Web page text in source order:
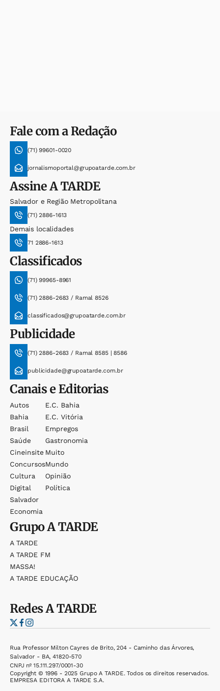
Fale com a Redação
(71) 99601-0020
jornalismoportal@grupoatarde.com.br
AssineA TARDE
Salvador e Região Metropolitana
(71) 2886-1613
Demais localidades
71 2886-1613
Classificados
(71) 99965-8961
(71) 2886-2683 / Ramal 8526
classificados@grupoatarde.com.br
Publicidade
(71) 2886-2683 / Ramal 8585 | 8586
publicidade@grupoatarde.com.br
Canais e Editorias
Autos
Bahia
Brasil
Saúde
Cineinsite
Concursos
Cultura
Digital
Salvador
Economia
E.c. Bahia
E.c. Vitória
Empregos
Gastronomia
Muito
Mundo
Opinião
Política
GrupoA TARDE
A TARDE
A TARDE FM
MASSA!
A TARDE EDUCAÇÃO
RedesA TARDE
Rua Professor Milton Cayres de Brito, 204 - Caminho das Árvores,
Salvador - BA, 41820-570
CNPJ nº 15.111.297/0001-30
Copyright © 1996 - 2025 Grupo A TARDE. Todos os direitos reservados.
EMPRESA EDITORA A TARDE S.A.